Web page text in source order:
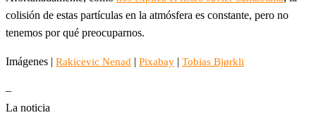
colisión de estas partículas en la atmósfera es constante, pero no
tenemos por qué preocuparnos.
Imágenes | Rakicevic Nenad | Pixabay | Tobias Bjørkli
–
La noticia